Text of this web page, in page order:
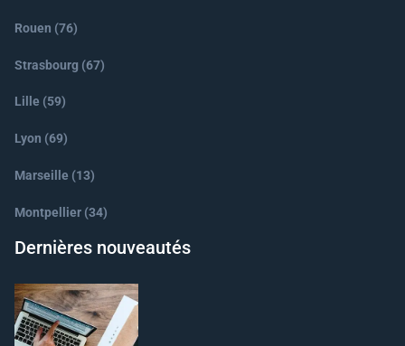
Rouen (76)
Strasbourg (67)
Lille (59)
Lyon (69)
Marseille (13)
Montpellier (34)
Dernières nouveautés